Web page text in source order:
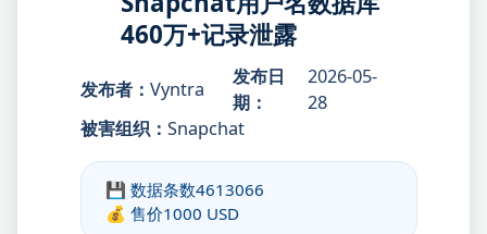
460万+记录泄露
发布者： Vyntra
发布日
期：
2026-05-
28
被害组织： Snapchat
💾 数据条数4613066
💰 售价1000 USD